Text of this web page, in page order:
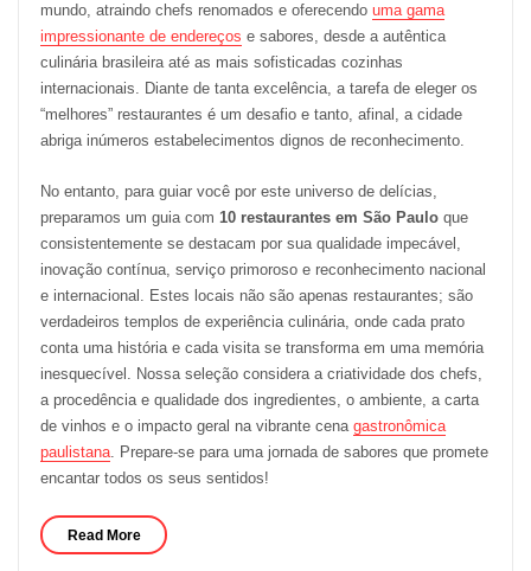
mundo, atraindo chefs renomados e oferecendo uma gama
impressionante de endereços e sabores, desde a autêntica
culinária brasileira até as mais sofisticadas cozinhas
internacionais. Diante de tanta excelência, a tarefa de eleger os
“melhores” restaurantes é um desafio e tanto, afinal, a cidade
abriga inúmeros estabelecimentos dignos de reconhecimento.
No entanto, para guiar você por este universo de delícias,
preparamos um guia com 10 restaurantes em São Pauloque
consistentemente se destacam por sua qualidade impecável,
inovação contínua, serviço primoroso e reconhecimento nacional
e internacional. Estes locais não são apenas restaurantes; são
verdadeiros templos de experiência culinária, onde cada prato
conta uma história e cada visita se transforma em uma memória
inesquecível. Nossa seleção considera a criatividade dos chefs,
a procedência e qualidade dos ingredientes, o ambiente, a carta
de vinhos e o impacto geral na vibrante cena gastronômica
paulistana. Prepare-se para uma jornada de sabores que promete
encantar todos os seus sentidos!
Read More